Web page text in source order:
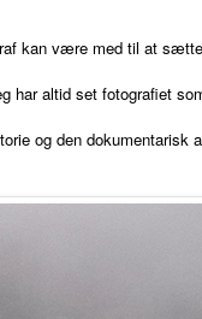
kan være med til at
har altid set fotografiet
og den dokumentarisk